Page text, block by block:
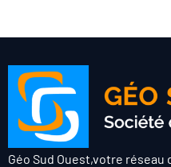
Géo Sud Ouest,votre réseau